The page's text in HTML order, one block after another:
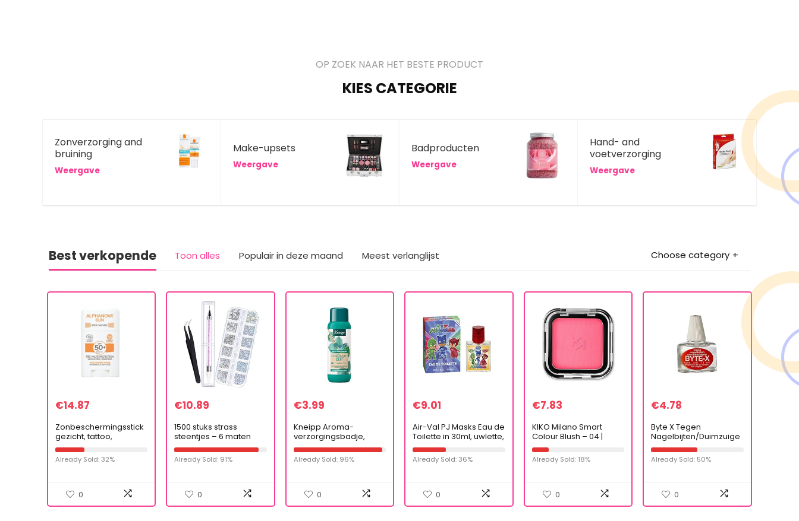
OP ZOEK NAAR HET BESTE PRODUCT
KIES CATEGORIE
Zonverzorging and
bruining
Weergave
Make-upsets
Weergave
Badproducten
Weergave
Hand- and
voetverzorging
Weergave
Best verkopende Toon alles Populair in deze maand Meest verlanglijst Choose category
€14.87
Zonbeschermingsstick
gezicht, tattoo,
kinderen, watersport
organische
zonnebrandcrème
Already Sold: 32%
0
€10.89
1500 stuks strass
steentjes – 6 maten
platte achterkant
edelstenen, kristallen
AB steentjes nail art
Already Sold: 91%
0
€3.99
Kneipp Aroma-
verzorgingsbadje,
verkoudheid,
eucalyptusmunt, 400 ml
Already Sold: 96%
0
€9.01
Air-Val PJ Masks Eau de
Toilette in 30ml, uwlette,
Catboy en Gecco
Already Sold: 36%
0
€7.83
KIKO Milano Smart
Colour Blush – 04 |
Blusher met intense
kleur voor het resultaat
dat je zelf wil
Already Sold: 18%
0
€4.78
Byte X Tegen
Nagelbijten/Duimzuige
n, 11ml
Already Sold: 50%
0